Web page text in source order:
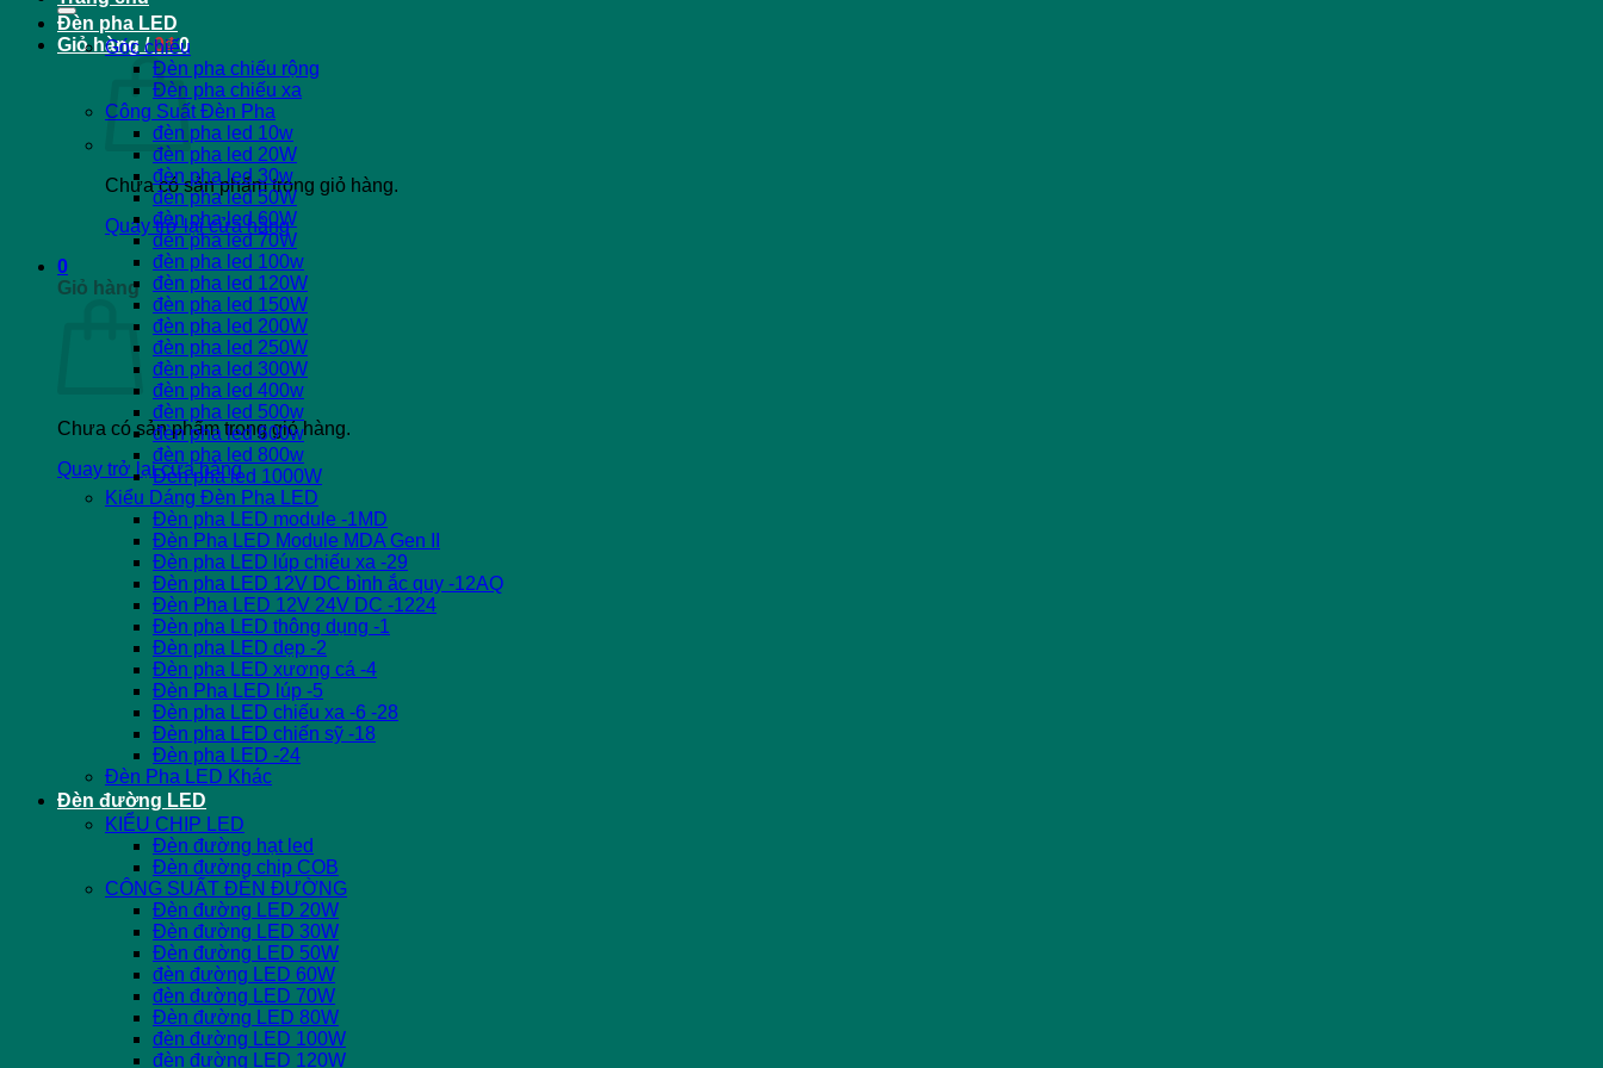
Giỏ hàng /0₫ 0
Chưa có sản phẩm trong giỏ hàng.
Quay trở lại cửa hàng
0
Giỏ hàng
Chưa có sản phẩm trong giỏ hàng.
Quay trở lại cửa hàng
Đèn pha LED
Góc chiếu
Đèn pha chiếu rộng
Đèn pha chiếu xa
Công Suất Đèn Pha
đèn pha led 10w
đèn pha led 20W
đèn pha led 30w
đèn pha led 50W
đèn pha led 60W
đèn pha led 70W
đèn pha led 100w
đèn pha led 120W
đèn pha led 150W
đèn pha led 200W
đèn pha led 250W
đèn pha led 300W
đèn pha led 400w
đèn pha led 500w
đèn pha led 600w
đèn pha led 800w
Đèn pha led 1000W
Kiểu Dáng Đèn Pha LED
Đèn pha LED module -1MD
Đèn Pha LED Module MDA Gen II
Đèn pha LED lúp chiếu xa -29
Đèn pha LED 12V DC bình ắc quy -12AQ
Đèn Pha LED 12V 24V DC -1224
Đèn pha LED thông dụng -1
Đèn pha LED dẹp -2
Đèn pha LED xương cá -4
Đèn Pha LED lúp -5
Đèn pha LED chiếu xa -6 -28
Đèn pha LED chiến sỹ -18
Đèn pha LED -24
Đèn Pha LED Khác
Đèn đường LED
KIỂU CHIP LED
Đèn đường hạt led
Đèn đường chip COB
CÔNG SUẤT ĐÈN ĐƯỜNG
Đèn đường LED 20W
Đèn đường LED 30W
Đèn đường LED 50W
đèn đường LED 60W
đèn đường LED 70W
Đèn đường LED 80W
đèn đường LED 100W
đèn đường LED 120W